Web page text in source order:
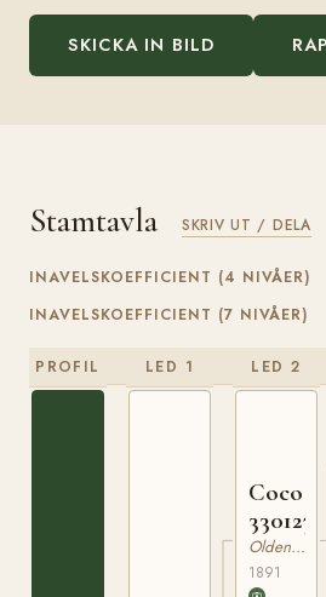
SKICKA IN BILD
Stamtavla SKRIV UT / DELA
INAVELSKOEFFICIENT (4 NIVÅER)
INAVELSKOEFFICIENT (7 NIVÅER)
PROFIL LED 1 LED 2
Coco
Oldenburgare
1891